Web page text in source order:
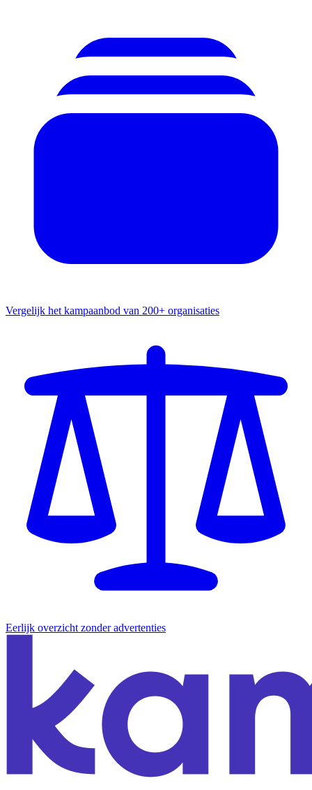
Vergelijk het kampaanbod van 200+ organisaties
Eerlijk overzicht zonder advertenties